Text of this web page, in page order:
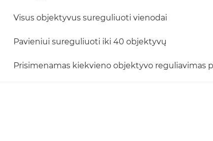
Visus objektyvus sureguliuoti vienodai
Pavieniui sureguliuoti iki 40 objektyvų
Prisimenamas kiekvieno objektyvo reguliavimas